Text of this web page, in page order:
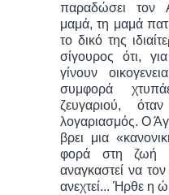
παραδώσει τον
μαμά, τη μαμά
το δικό της
σίγουρος ότι,
γίνουν
συμφορά
ζευγαριού,
λογαριασμός. Ο
βρει μια
φορά στη ζωή
αναγκαστεί να
ανεχτεί... Ήρθε η